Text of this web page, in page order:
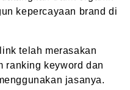
kepercayaan brand di
telah merasakan
ranking keyword dan
jasanya.